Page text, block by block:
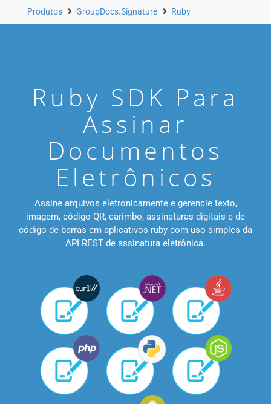
Produtos GroupDocs.Signature Ruby
Ruby SDK Para
Assinar
Documentos
Eletrônicos
Assine arquivos eletronicamente e gerencie texto,
imagem, código QR, carimbo, assinaturas digitais e de
código de barras em aplicativos ruby com uso simples da
API REST de assinatura eletrônica.